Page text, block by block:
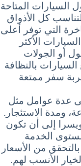
السيارات المتاحة
كل الأذواق
التي توفر أعلى
الأكثر
أو الجولات
السيارات بالنظافة
سفر ممتعة
عدة عوامل مثل
ومدة الاستئجار.
إلى أن تكون
مستوى الخدمة
من الأسعار
الأنسب لهم.